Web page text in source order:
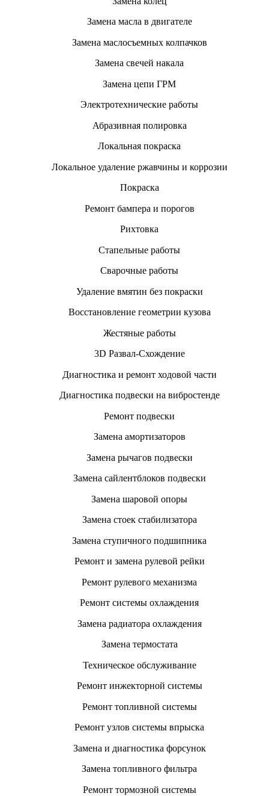
Замена масла в двигателе
Замена маслосъемных колпачков
Замена свечей накала
Замена цепи ГРМ
Электротехнические работы
Абразивная полировка
Локальная покраска
Локальное удаление ржавчины и коррозии
Покраска
Ремонт бампера и порогов
Рихтовка
Стапельные работы
Сварочные работы
Удаление вмятин без покраски
Восстановление геометрии кузова
Жестяные работы
3D Развал-Схождение
Диагностика и ремонт ходовой части
Диагностика подвески на вибростенде
Ремонт подвески
Замена амортизаторов
Замена рычагов подвески
Замена сайлентблоков подвески
Замена шаровой опоры
Замена стоек стабилизатора
Замена ступичного подшипника
Ремонт и замена рулевой рейки
Ремонт рулевого механизма
Ремонт системы охлаждения
Замена радиатора охлаждения
Замена термостата
Техническое обслуживание
Ремонт инжекторной системы
Ремонт топливной системы
Ремонт узлов системы впрыска
Замена и диагностика форсунок
Замена топливного фильтра
Ремонт тормозной системы